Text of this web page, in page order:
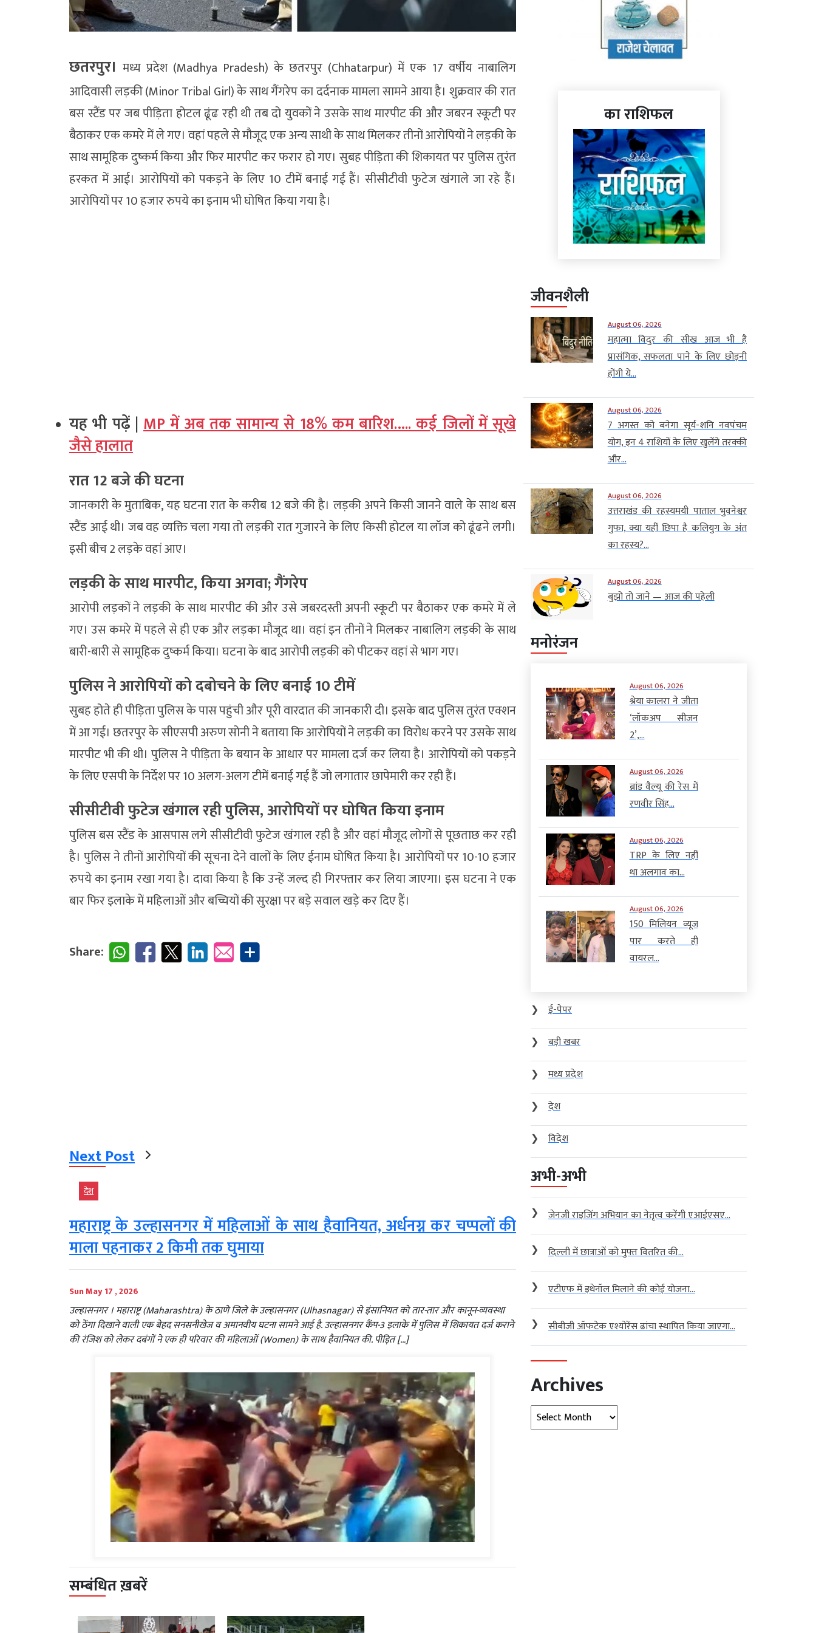
छतरपुर। मध्य प्रदेश (Madhya Pradesh) के छतरपुर (Chhatarpur) में एक 17 वर्षीय नाबालिग
आदिवासी लड़की (Minor Tribal Girl) के साथ गैंगरेप का दर्दनाक मामला सामने आया है। शुक्रवार की रात
बस स्टैंड पर जब पीड़िता होटल ढूंढ रही थी तब दो युवकों ने उसके साथ मारपीट की और जबरन स्कूटी पर
बैठाकर एक कमरे में ले गए। वहां पहले से मौजूद एक अन्य साथी के साथ मिलकर तीनों आरोपियों ने लड़की के
साथ सामूहिक दुष्कर्म किया और फिर मारपीट कर फरार हो गए। सुबह पीड़िता की शिकायत पर पुलिस तुरंत
हरकत में आई। आरोपियों को पकड़ने के लिए 10 टीमें बनाई गई हैं। सीसीटीवी फुटेज खंगाले जा रहे हैं।
आरोपियों पर 10 हजार रुपये का इनाम भी घोषित किया गया है।
यह भी पढ़ें | MP में अब तक सामान्य से 18% कम बारिश….. कई जिलों में सूखे
जैसे हालात
रात 12 बजे की घटना
जानकारी के मुताबिक, यह घटना रात के करीब 12 बजे की है। लड़की अपने किसी जानने वाले के साथ बस
स्टैंड आई थी। जब वह व्यक्ति चला गया तो लड़की रात गुजारने के लिए किसी होटल या लॉज को ढूंढने लगी।
इसी बीच 2 लड़के वहां आए।
लड़की के साथ मारपीट, किया अगवा; गैंगरेप
आरोपी लड़कों ने लड़की के साथ मारपीट की और उसे जबरदस्ती अपनी स्कूटी पर बैठाकर एक कमरे में ले
गए। उस कमरे में पहले से ही एक और लड़का मौजूद था। वहां इन तीनों ने मिलकर नाबालिग लड़की के साथ
बारी-बारी से सामूहिक दुष्कर्म किया। घटना के बाद आरोपी लड़की को पीटकर वहां से भाग गए।
पुलिस ने आरोपियों को दबोचने के लिए बनाई 10 टीमें
सुबह होते ही पीड़िता पुलिस के पास पहुंची और पूरी वारदात की जानकारी दी। इसके बाद पुलिस तुरंत एक्शन
में आ गई। छतरपुर के सीएसपी अरुण सोनी ने बताया कि आरोपियों ने लड़की का विरोध करने पर उसके साथ
मारपीट भी की थी। पुलिस ने पीड़िता के बयान के आधार पर मामला दर्ज कर लिया है। आरोपियों को पकड़ने
के लिए एसपी के निर्देश पर 10 अलग-अलग टीमें बनाई गई हैं जो लगातार छापेमारी कर रही हैं।
सीसीटीवी फुटेज खंगाल रही पुलिस, आरोपियों पर घोषित किया इनाम
पुलिस बस स्टैंड के आसपास लगे सीसीटीवी फुटेज खंगाल रही है और वहां मौजूद लोगों से पूछताछ कर रही
है। पुलिस ने तीनों आरोपियों की सूचना देने वालों के लिए ईनाम घोषित किया है। आरोपियों पर 10-10 हजार
रुपये का इनाम रखा गया है। दावा किया है कि उन्हें जल्द ही गिरफ्तार कर लिया जाएगा। इस घटना ने एक
बार फिर इलाके में महिलाओं और बच्चियों की सुरक्षा पर बड़े सवाल खड़े कर दिए हैं।
Share:
Next Post
देश
महाराष्ट्र के उल्हासनगर में महिलाओं के साथ हैवानियत, अर्धनग्न कर चप्पलों की
माला पहनाकर 2 किमी तक घुमाया
Sun May 17 , 2026
उल्हासनगर । महाराष्ट्र (Maharashtra) के ठाणे जिले के उल्हासनगर (Ulhasnagar) से इंसानियत को तार-तार और कानून-व्यवस्था
को ठेंगा दिखाने वाली एक बेहद सनसनीखेज व अमानवीय घटना सामने आई है. उल्हासनगर कैंप-3 इलाके में पुलिस में शिकायत दर्ज कराने
की रंजिश को लेकर दबंगों ने एक ही परिवार की महिलाओं (Women) के साथ हैवानियत की. पीड़ित […]
सम्बंधित ख़बरें
का राशिफल
जीवनशैली
August 06, 2026
महात्मा विदुर की सीख आज भी है
प्रासंगिक, सफलता पाने के लिए छोड़नी
होंगी ये...
August 06, 2026
7 अगस्त को बनेगा सूर्य-शनि नवपंचम
योग, इन 4 राशियों के लिए खुलेंगे तरक्की
और...
August 06, 2026
उत्तराखंड की रहस्यमयी पाताल भुवनेश्वर
गुफा, क्या यहीं छिपा है कलियुग के अंत
का रहस्य?...
August 06, 2026
बुझो तो जाने — आज की पहेली
मनोरंजन
August 06, 2026
श्रेया कालरा ने जीता
‘लॉकअप सीजन
2’,...
August 06, 2026
ब्रांड वैल्यू की रेस में
रणवीर सिंह...
August 06, 2026
TRP के लिए नहीं
था अलगाव का...
August 06, 2026
150 मिलियन व्यूज
पार करते ही
वायरल...
❯
ई-पेपर
❯
बड़ी खबर
❯
मध्य प्रदेश
❯
देश
❯
विदेश
अभी-अभी
❯ जेनजी राइजिंग अभियान का नेतृत्व करेंगी एआईएसए...
❯ दिल्ली में छात्राओं को मुफ्त वितरित की...
❯ एटीएफ में इथेनॉल मिलाने की कोई योजना...
❯ सीबीजी ऑफटेक एश्योरेंस ढांचा स्थापित किया जाएगा...
Archives
Archives